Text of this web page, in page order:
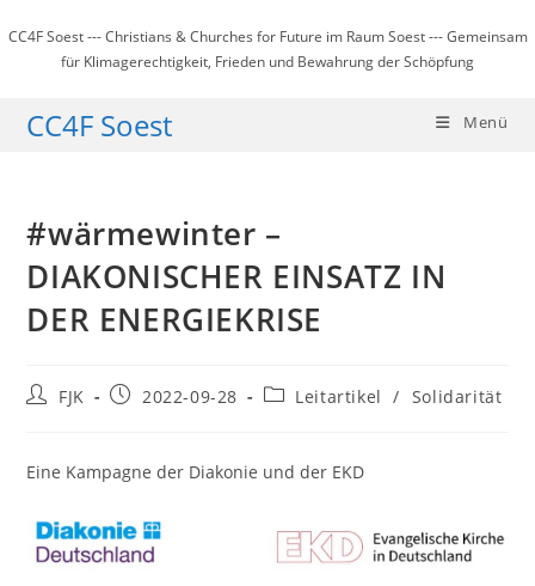
Inhalt
springen
CC4F Soest --- Christians & Churches for Future im Raum Soest --- Gemeinsam
für Klimagerechtigkeit, Frieden und Bewahrung der Schöpfung
CC4F Soest Menü
#wärmewinter –
DIAKONISCHER EINSATZ IN
DER ENERGIEKRISE
Beitrags-
FJK
Beitrag2022-09-28
Beitrags-
Leitartikel / Solidarität
Eine Kampagne der Diakonie und der EKD